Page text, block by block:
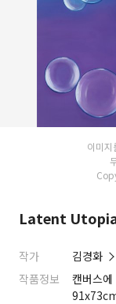
이미지
Latent
작가
김경화
작품정보
캔버스에